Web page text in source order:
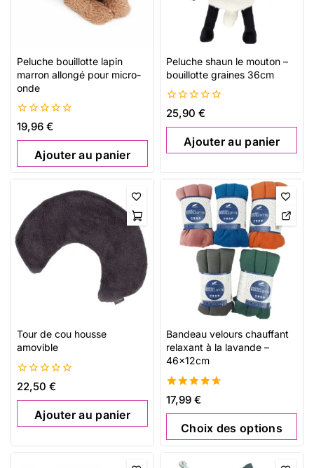
Peluche bouillotte lapin
marron allongé pour micro-
onde
0
de
19,96 €
Ajouter au panier
Peluche shaun le mouton –
bouillotte graines 36cm
0
de
25,90 €
Ajouter au panier
Tour de cou housse
amovible
0
de
5
22,50 €
Ajouter au panier
Bandeau velours chauffant
relaxant à la lavande –
46x12cm
4.67
de 5
17,99 €
Choix des options